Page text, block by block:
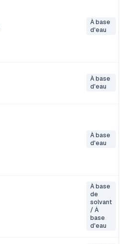
À base
d'eau
À base
d'eau
À base
d'eau
À base
de
solvant
/ À
base
d'eau